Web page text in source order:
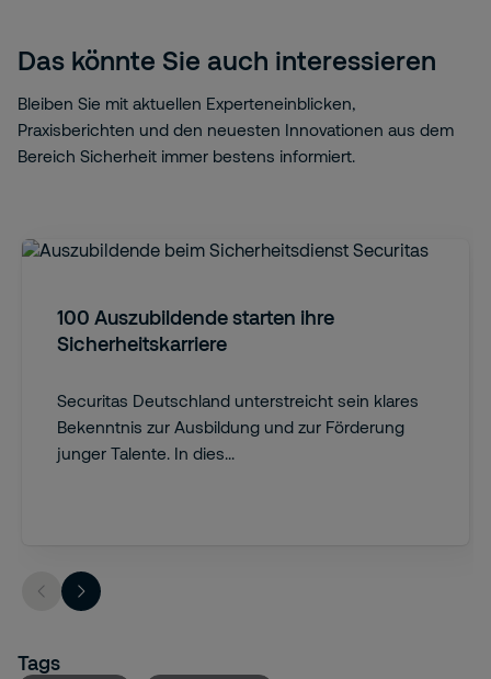
Das könnte Sie auch interessieren
Bleiben Sie mit aktuellen Experteneinblicken,
Praxisberichten und den neuesten Innovationen aus dem
Bereich Sicherheit immer bestens informiert.
100 Auszubildende starten ihre
Sicherheitskarriere
Securitas Deutschland unterstreicht sein klares
Bekenntnis zur Ausbildung und zur Förderung
junger Talente. In dies...
Tags